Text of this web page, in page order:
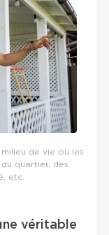
de vie où les
quartier, des
etc.
véritable